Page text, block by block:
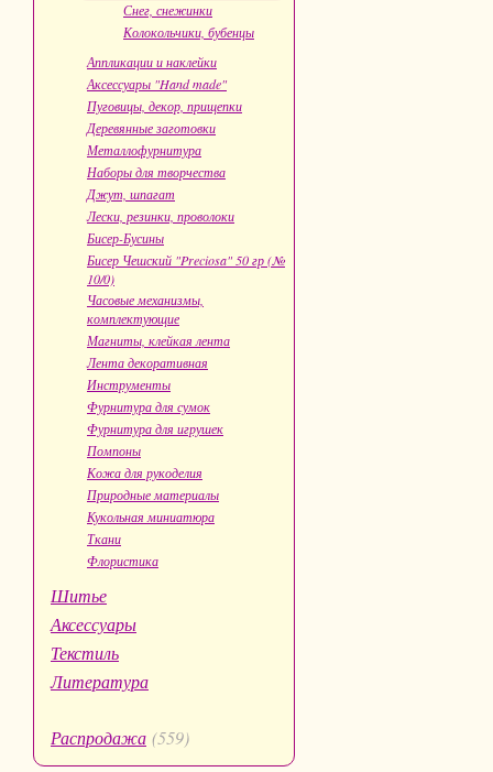
Снег, снежинки
Колокольчики, бубенцы
Аппликации и наклейки
Аксессуары "Hand made"
Пуговицы, декор, прищепки
Деревянные заготовки
Металлофурнитура
Наборы для творчества
Джут, шпагат
Лески, резинки, проволоки
Бисер-Бусины
Бисер Чешский "Preciosa" 50 гр (№
10/0)
Часовые механизмы,
комплектующие
Магниты, клейкая лента
Лента декоративная
Инструменты
Фурнитура для сумок
Фурнитура для игрушек
Помпоны
Кожа для рукоделия
Природные материалы
Кукольная миниатюра
Ткани
Флористика
Шитье
Аксессуары
Текстиль
Литература
Распродажа (559)